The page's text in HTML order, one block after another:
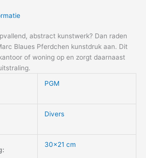
abstract kunstwerk? Dan raden
Blaues Pferdchen kunstdruk aan. Dit
of woning op en zorgt daarnaast
PGM
Divers
30×21 cm